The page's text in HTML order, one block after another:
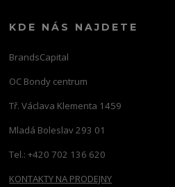
KDE NÁS NAJDETE
BrandsCapital
OC Bondy centrum
Tř. Václava Klementa 1459
Mladá Boleslav 293 01
Tel.: +420 702 136 620
KONTAKTY NA PRODEJNY